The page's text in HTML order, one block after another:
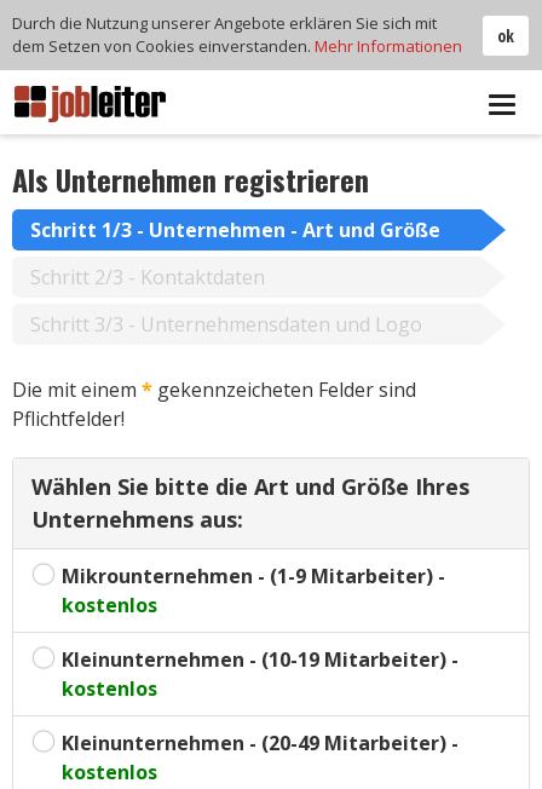
Als Unternehmen registrieren
Schritt 1/3 - Unternehmen - Art und Größe
Schritt 2/3 - Kontaktdaten
Schritt 3/3 - Unternehmensdaten und Logo
Die mit einem * gekennzeicheten Felder sind
Pflichtfelder!
Wählen Sie bitte die Art und Größe Ihres
Unternehmens aus:
Mikrounternehmen - (1-9 Mitarbeiter) -
kostenlos
Kleinunternehmen - (10-19 Mitarbeiter) -
kostenlos
Kleinunternehmen - (20-49 Mitarbeiter) -
kostenlos
ok
Durch die Nutzung unserer Angebote erklären Sie sich mit
dem Setzen von Cookies einverstanden. Mehr Informationen